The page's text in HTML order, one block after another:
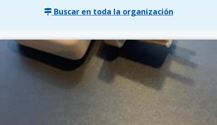
Buscar en toda la organización